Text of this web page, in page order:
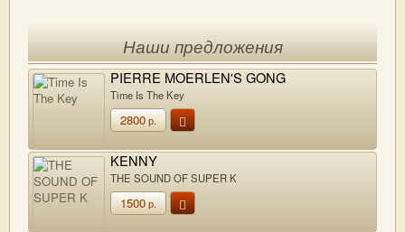
Наши предложения
PIERRE MOERLEN'S GONG
Time Is The Key
2800р.
KENNY
THE SOUND OF SUPER K
1500р.